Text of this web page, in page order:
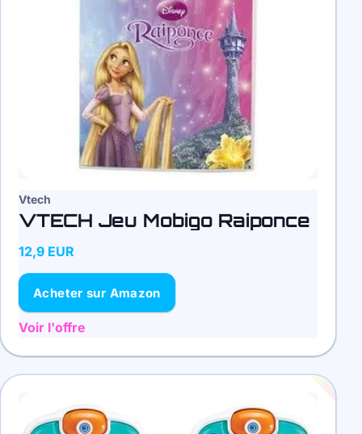
Vtech
VTECH Jeu Mobigo Raiponce
12,9 EUR
Acheter sur Amazon
Voir l'offre